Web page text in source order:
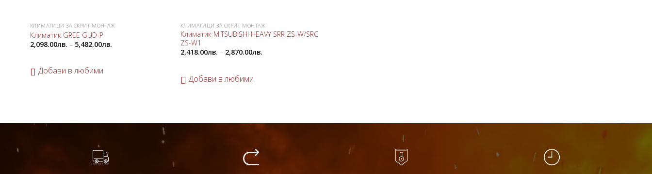
КЛИМАТИЦИ ЗА СКРИТ МОНТАЖ
Климатик GREE GUD-P
2,098.00лв. – 5,482.00лв.
Добави в любими
КЛИМАТИЦИ ЗА СКРИТ МОНТАЖ
Климатик MITSUBISHI HEAVY SRR ZS-W/SRC
ZS-W1
2,418.00лв. – 2,870.00лв.
Добави в любими